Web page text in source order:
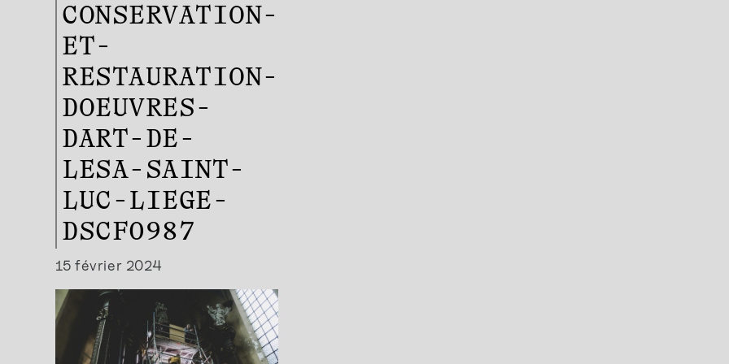
CONSERVATION-
ET-
RESTAURATION-
DOEUVRES-
DART-DE-
LESA-SAINT-
LUC-LIEGE-
DSCF0987
15 février 2024